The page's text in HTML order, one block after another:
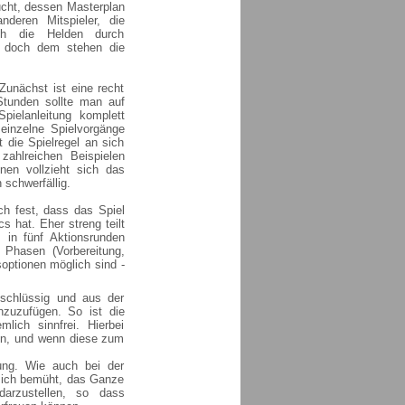
dessen Masterplan
Mitspieler, die
die Helden durch
doch dem stehen die
ist eine recht
sollte man auf
komplett
Spielvorgänge
die Spielregel an sich
Beispielen
vollzieht sich das
schwerfällig.
fest, dass das Spiel
hat. Eher streng teilt
fünf Aktionsrunden
(Vorbereitung,
möglich sind -
und aus der
So ist die
sinnfrei. Hierbei
und wenn diese zum
Wie auch bei der
bemüht, das Ganze
so dass